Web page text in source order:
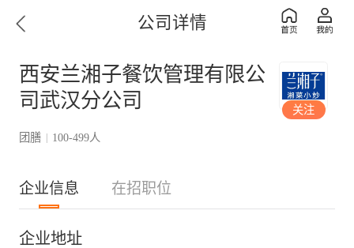
公司详情
西安兰湘子餐饮管理有限公
司武汉分公司
团膳 | 100-499人
关注
企业信息 在招职位
企业地址